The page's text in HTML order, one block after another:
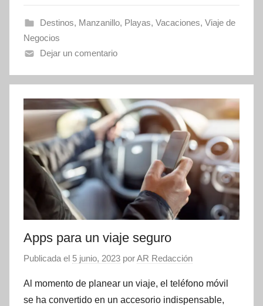
Destinos, Manzanillo, Playas, Vacaciones, Viaje de
Negocios
Dejar un comentario
Apps para un viaje seguro
Publicada el 5 junio, 2023 porAR Redacción
Al momento de planear un viaje, el teléfono móvil
se ha convertido en un accesorio indispensable,